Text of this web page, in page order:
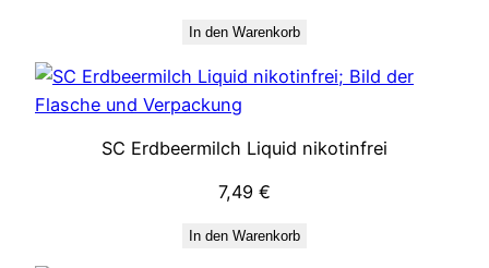
In den Warenkorb
SC Erdbeermilch Liquid nikotinfrei
7,49 €
In den Warenkorb